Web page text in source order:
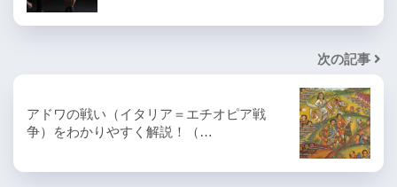
次の記事
アドワの戦い（イタリア＝エチオピア戦
争）をわかりやすく解説！（…